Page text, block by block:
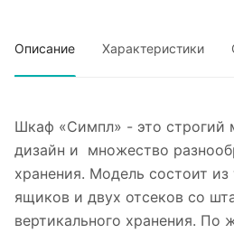
Описание Характеристики
Шкаф «Симпл» - это строгий
дизайн и множество
хранения. Модель состоит
ящиков и двух отсеков со
вертикального хранения. По